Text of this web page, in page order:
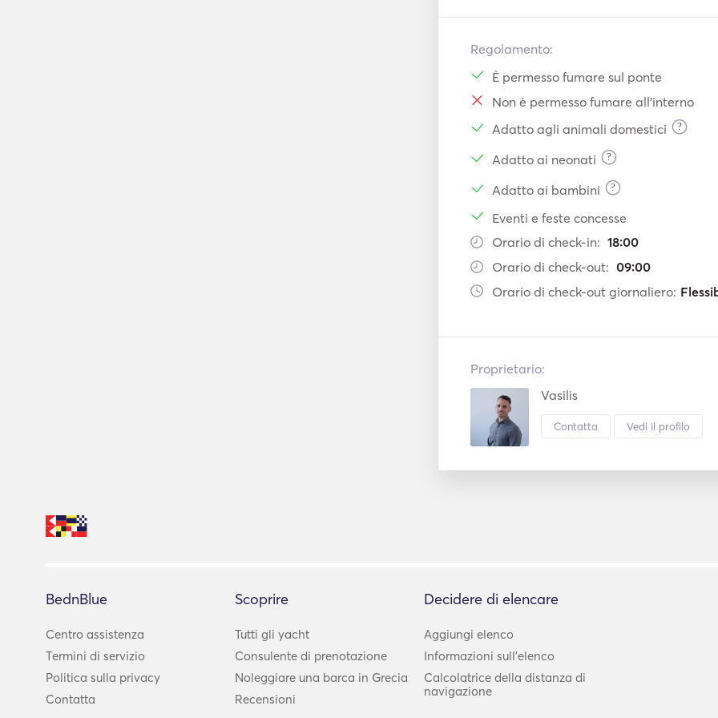
Regolamento:
È permesso fumare sul ponte
Non è permesso fumare all'interno
Adatto agli animali domestici
?
Adatto ai neonati ?
Adatto ai bambini ?
Eventi e feste concesse
Orario di check-in: 18:00
Orario di check-out: 09:00
Orario di check-out giornaliero:
Proprietario:
Vasilis
Contatta Vedi il profilo
BednBlue
Centro assistenza
Termini di servizio
Politica sulla privacy
Contatta
Scoprire
Tutti gli yacht
Consulente di prenotazione
Noleggiare una barca in Grecia
Recensioni
Decidere di elencare
Aggiungi elenco
Informazioni sull'elenco
Calcolatrice della distanza di
navigazione